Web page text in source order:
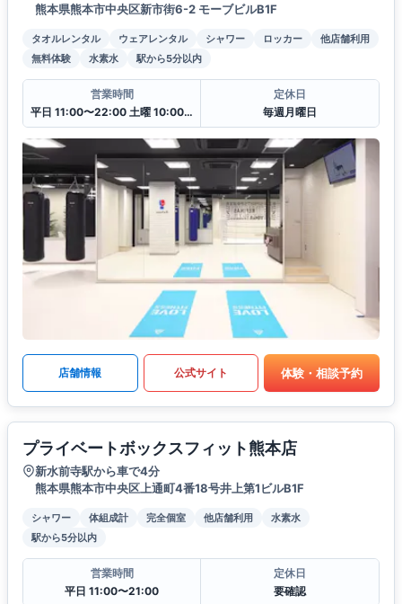
熊本県熊本市中央区新市街6-2 モーブビルB1F
タオルレンタル ウェアレンタル シャワー ロッカー
他店舗利用
無料体験
水素水 駅から5分以内
営業時間
平日 11:00〜22:00 土曜 10:00〜20:00 日・祝 10:00〜18:00
定休日
毎週月曜日
店舗情報 公式サイト 体験・相談予約
プライベートボックスフィット熊本店
新水前寺駅から車で4分
熊本県熊本市中央区上通町4番18号井上第1ビルB1F
シャワー 体組成計 完全個室 他店舗利用
水素水
駅から5分以内
営業時間
平日 11:00〜21:00
定休日
要確認